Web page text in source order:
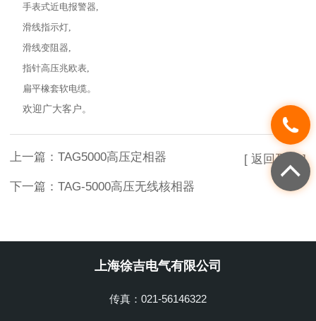
手表式近电报警器
滑线指示灯,
滑线变阻器
指针高压兆欧表,
扁平橡套软电缆。
欢迎广大客户。
上一篇： TAG5000高压定相器
下一篇： TAG-5000高压无线核相器
[ 返回列表 ]
上海徐吉电气有限公司
传真：021-56146322